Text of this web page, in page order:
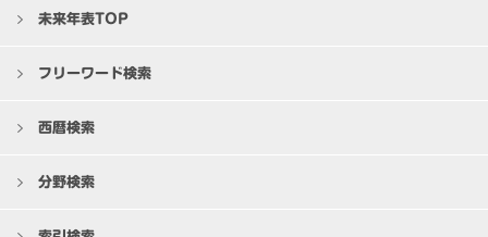
未来年表TOP
フリーワード検索
西暦検索
分野検索